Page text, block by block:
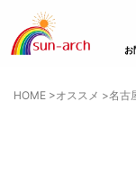
お
HOME >オススメ >名古